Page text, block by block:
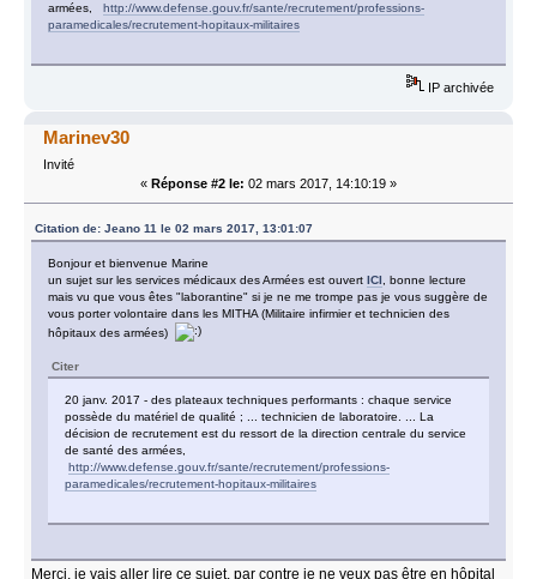
armées,http://www.defense.gouv.fr/sante/recrutement/professions-
paramedicales/recrutement-hopitaux-militaires
IP archivée
Marinev30
Invité
« Réponse #2 le: 02 mars 2017, 14:10:19 »
Citation de: Jeano 11 le 02 mars 2017, 13:01:07
Bonjour et bienvenue Marine
un sujet sur les services médicaux des Armées est ouvertICI
, bonne lecture
mais vu que vous êtes "laborantine" si je ne me trompe pas je vous suggère de
vous porter volontaire dans les MITHA (Militaire infirmier et technicien des
hôpitaux des armées)
Citer
20 janv. 2017 - des plateaux techniques performants : chaque service
possède du matériel de qualité ; ... technicien de laboratoire. ... La
décision de recrutement est du ressort de la direction centrale du service
de santé des armées,
http://www.defense.gouv.fr/sante/recrutement/professions-
paramedicales/recrutement-hopitaux-militaires
Merci, je vais aller lire ce sujet, par contre je ne veux pas être en hôpital